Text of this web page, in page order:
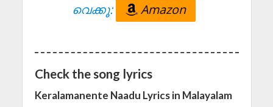
വെക്കൂ:
Amazon
Check the song lyrics
Keralamanente Naadu Lyrics in Malayalam